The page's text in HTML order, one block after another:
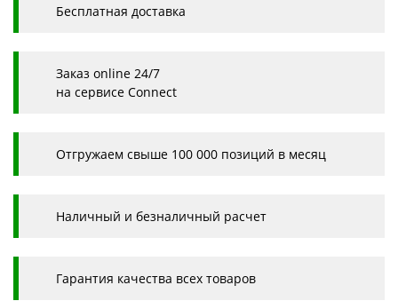
Бесплатная доставка
Заказ online 24/7
на сервисе Connect
Отгружаем свыше 100 000 позиций в месяц
Наличный и безналичный расчет
Гарантия качества всех товаров